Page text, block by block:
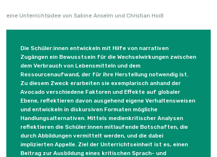
eine Unterrichtsidee von Sabine Anselm und Christian Hoiß
Die Schüler:innen entwickeln mit Hilfe von narrativen
Zugängen ein Bewusstsein für die Wechselwirkungen zwischen
dem Verbrauch von Lebensmitteln und dem
Ressourcenaufwand, der für ihre Herstellung notwendig ist.
Zu diesem Zweck erarbeiten sie exemplarisch anhand der
Avocado verschiedene Faktoren und Effekte auf globaler
Ebene, reflektieren davon ausgehend eigene Verhaltensweisen
und entwickeln in diskursiven Formaten mögliche
Handlungsalternativen. Mittels medienkritischer Analysen
reflektieren die Schüler:innen mitlaufende Botschaften, die
durch Abbildungen vermittelt werden, und die dabei
implizierten Appelle. Ziel der Unterrichtseinheit ist es, einen
Beitrag zur Ausbildung eines kritischen Sprach- und